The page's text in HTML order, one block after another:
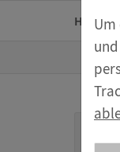
Home
Z
u
S
t
a